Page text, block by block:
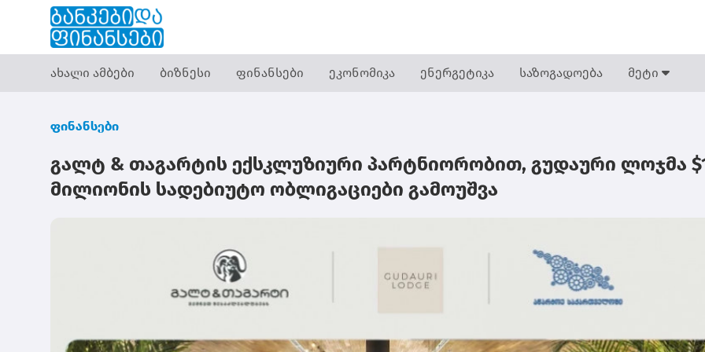
ახალი ამბები ბიზნესი ფინანსები ეკონომიკა ენერგეტიკა საზოგადოება მეტი
ფინანსები
გალტ & თაგარტის ექსკლუზიური პარტნიორობით, გუდაური ლოჯმა
მილიონის სადებიუტო ობლიგაციები გამოუშვა